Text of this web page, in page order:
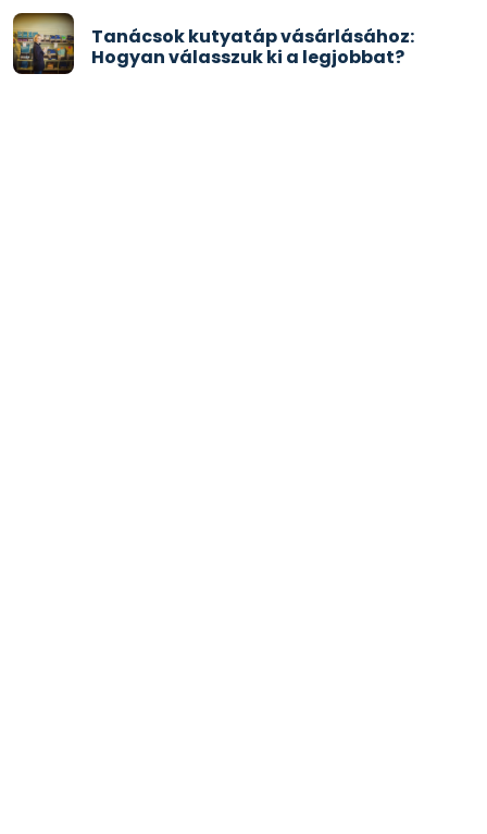
Tanácsok kutyatáp vásárlásához:
Hogyan válasszuk ki a legjobbat?